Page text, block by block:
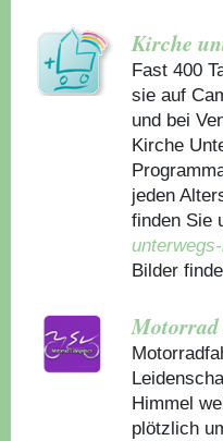
Kirche
Fast 400
sie auf
und bei
Kirche
jeden
finden Sie
Bilder
Motorrad
Himmel
plötzlich